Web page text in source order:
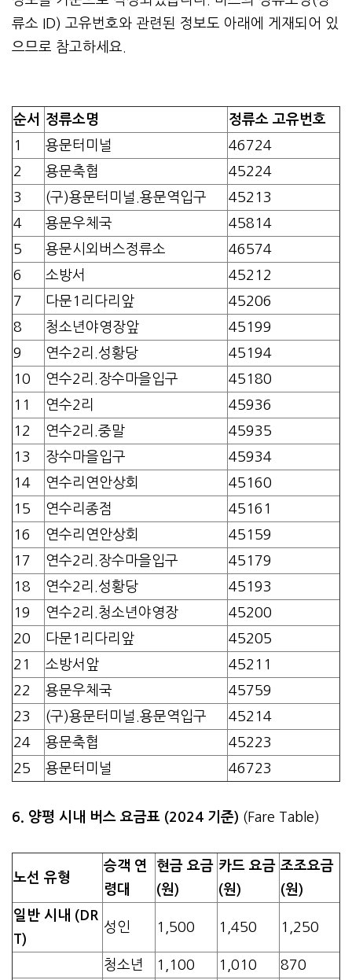
류소 ID) 고유번호와 관련된 정보도 아래에 게재되어 있
으므로 참고하세요.
순서 정류소명
정류소 고유번호
1
용문터미널
46724
2
용문축협
45224
3
(구)용문터미널.용문역입구
45213
4
용문우체국
45814
5
용문시외버스정류소
46574
6
소방서
45212
7
다문1리다리앞
45206
8
청소년야영장앞
45199
9
연수2리.성황당
45194
10
연수2리.장수마을입구
45180
11
연수2리
45936
12
연수2리.중말
45935
13
장수마을입구
45934
14
연수리연안상회
45160
15
연수리종점
45161
16
연수리연안상회
45159
17
연수2리.장수마을입구
45179
18
연수2리.성황당
45193
19
연수2리.청소년야영장
45200
20
다문1리다리앞
45205
21
소방서앞
45211
22
용문우체국
45759
23
(구)용문터미널.용문역입구
45214
24
용문축협
45223
25
용문터미널 46723
6. 양평 시내 버스 요금표 (2024 기준) (Fare Table)
노선 유형
승객 연
령대
현금 요금
(원)
카드 요금
(원)
조조요금
(원)
일반 시내 (DR
T)
성인 1,500 1,450 1,250
청소년 1,100 1,010 870